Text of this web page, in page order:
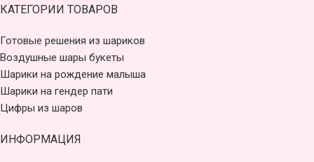
КАТЕГОРИИ ТОВАРОВ
Готовые решения из шариков
Воздушные шары букеты
Шарики на рождение малыша
Шарики на гендер пати
Цифры из шаров
ИНФОРМАЦИЯ